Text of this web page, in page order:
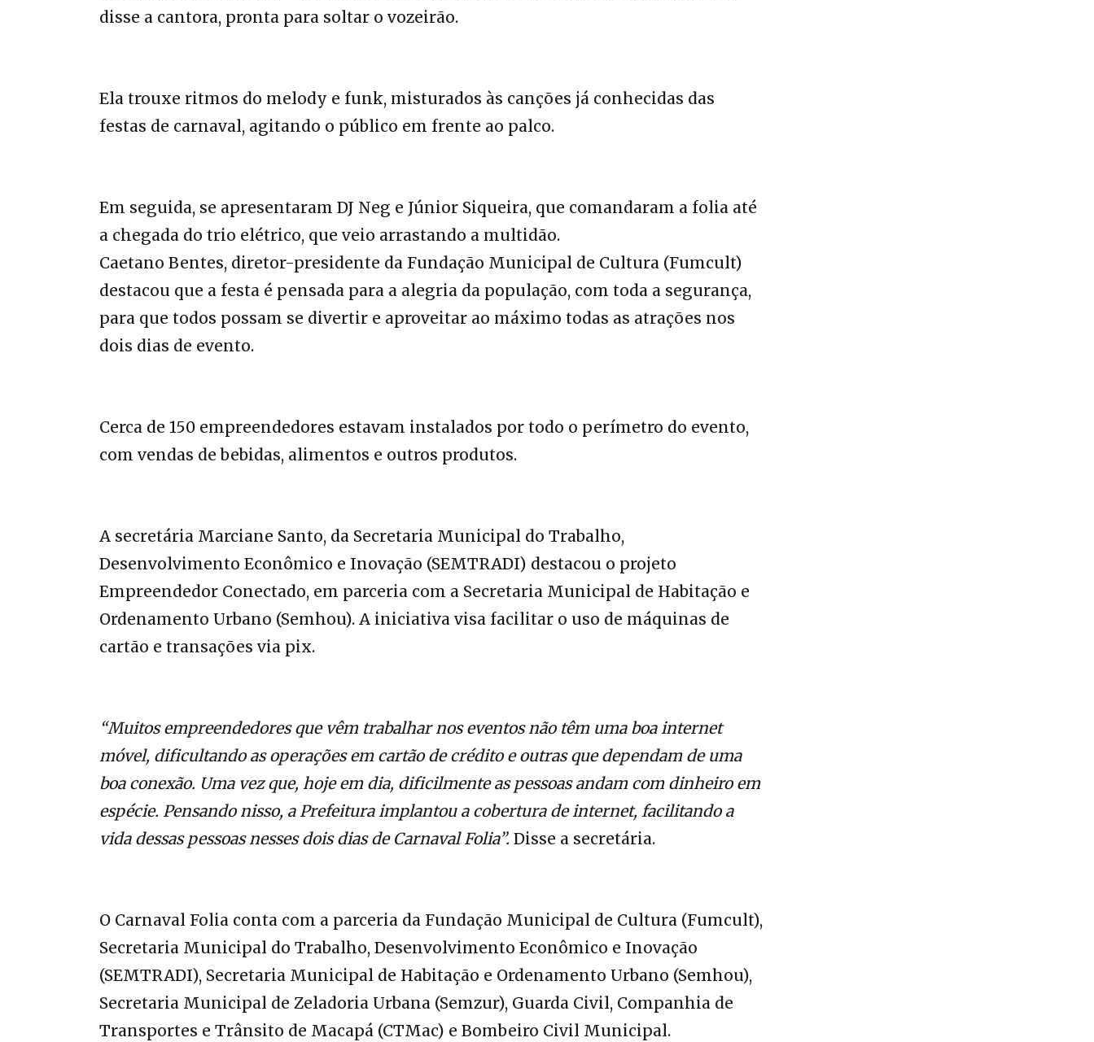
disse a cantora, pronta para soltar o vozeirão.
Ela trouxe ritmos do melody e funk, misturados às canções já conhecidas das
festas de carnaval, agitando o público em frente ao palco.
Em seguida, se apresentaram DJ Neg e Júnior Siqueira, que comandaram a folia até
a chegada do trio elétrico, que veio arrastando a multidão.
Caetano Bentes, diretor-presidente da Fundação Municipal de Cultura (Fumcult)
destacou que a festa é pensada para a alegria da população, com toda a segurança,
para que todos possam se divertir e aproveitar ao máximo todas as atrações nos
dois dias de evento.
Cerca de 150 empreendedores estavam instalados por todo o perímetro do evento,
com vendas de bebidas, alimentos e outros produtos.
A secretária Marciane Santo, da Secretaria Municipal do Trabalho,
Desenvolvimento Econômico e Inovação (SEMTRADI) destacou o projeto
Empreendedor Conectado, em parceria com a Secretaria Municipal de Habitação e
Ordenamento Urbano (Semhou). A iniciativa visa facilitar o uso de máquinas de
cartão e transações via pix.
“Muitos empreendedores que vêm trabalhar nos eventos não têm uma boa internet
móvel, dificultando as operações em cartão de crédito e outras que dependam de uma
boa conexão. Uma vez que, hoje em dia, dificilmente as pessoas andam com dinheiro em
espécie. Pensando nisso, a Prefeitura implantou a cobertura de internet, facilitando a
vida dessas pessoas nesses dois dias de Carnaval Folia”. Disse a secretária.
O Carnaval Folia conta com a parceria da Fundação Municipal de Cultura (Fumcult),
Secretaria Municipal do Trabalho, Desenvolvimento Econômico e Inovação
(SEMTRADI), Secretaria Municipal de Habitação e Ordenamento Urbano (Semhou),
Secretaria Municipal de Zeladoria Urbana (Semzur), Guarda Civil, Companhia de
Transportes e Trânsito de Macapá (CTMac) e Bombeiro Civil Municipal.